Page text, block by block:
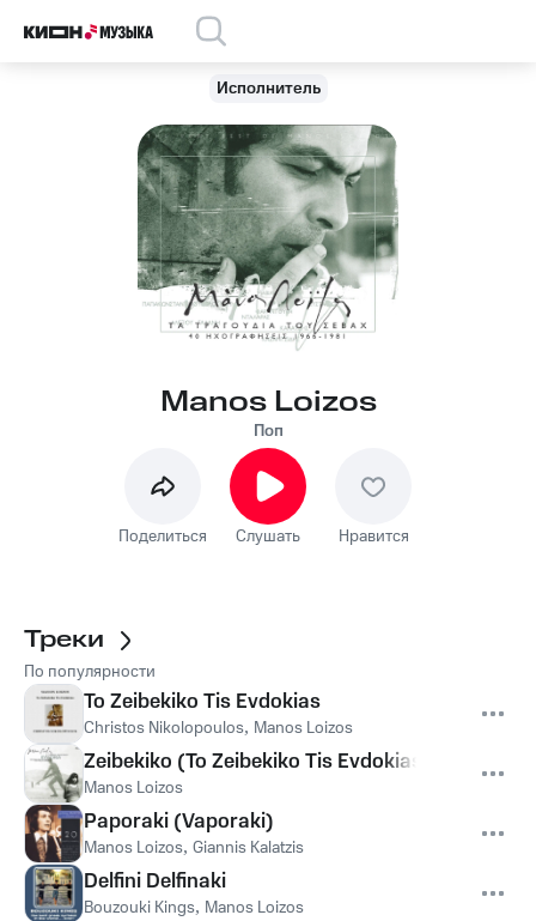
Исполнитель
Manos Loizos
Поп
Поделиться Слушать Нравится
Треки
По популярности
To Zeibekiko Tis Evdokias
Christos Nikolopoulos, Manos Loizos
Zeibekiko (To Zeibekiko Tis Evdokias) (From
Manos Loizos
Paporaki (Vaporaki)
Manos Loizos, Giannis Kalatzis
Delfini Delfinaki
Bouzouki Kings, Manos Loizos